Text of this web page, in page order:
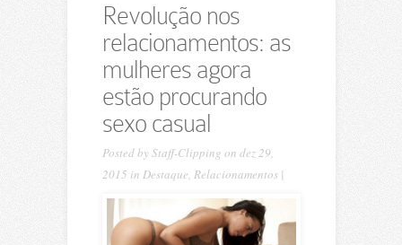
Revolução nos
relacionamentos: as
mulheres agora
estão procurando
sexo casual
Posted byStaff-Clipping on dez 29,
2015 in Destaque, Relacionamentos|